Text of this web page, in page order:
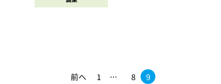
前へ 1 … 8 9